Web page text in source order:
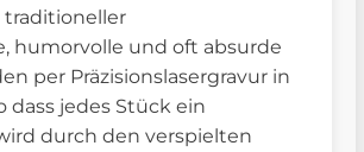
traditioneller
humorvolle und oft absurde
per Präzisionslasergravur in
jedes Stück ein
durch den verspielten